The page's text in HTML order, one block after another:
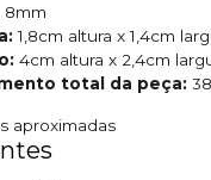
8mm
1,8cm altura x 1,4cm
4cm altura x 2,4cm
total da peça:
aproximadas